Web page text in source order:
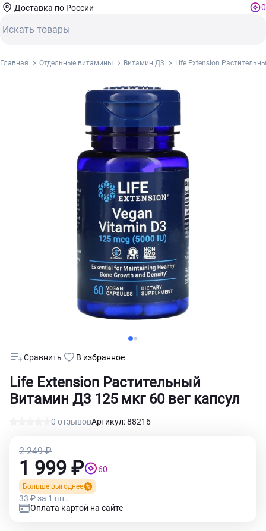
Доставка по России 0
Главная Отдельные витамины Витамин Д3 Life Extension
Life Extension Растительный
Витамин Д3 125 мкг 60 вег капсул
0 отзывовАртикул: 88216
Сравнить В избранное
2 249 ₽
1 999 ₽ 60
Больше выгоднее
33 ₽ за 1 шт.
Оплата картой на сайте